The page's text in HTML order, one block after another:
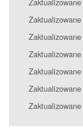
Zaktualizowane
Zaktualizowane
Zaktualizowane
Zaktualizowane
Zaktualizowane
Zaktualizowane